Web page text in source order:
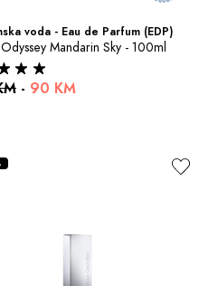
voda - Eau de Parfum (EDP)
Mandarin Sky - 100ml
- 90 KM